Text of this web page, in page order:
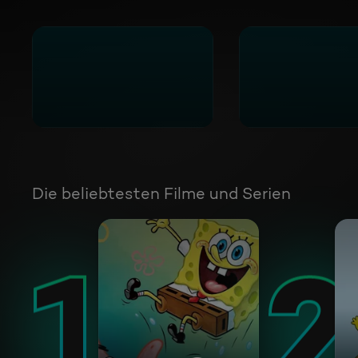
Die beliebtesten Filme und Serien